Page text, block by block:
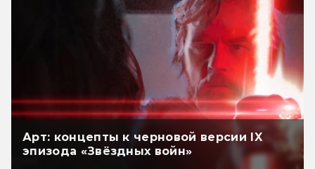
Арт: концепты к черновой версии IX
эпизода «Звёздных войн»